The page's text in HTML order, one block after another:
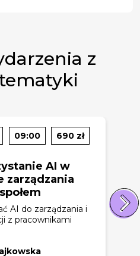
z
09:00 690 zł
AI w
zarządzania
AI do zarządzania i
z pracownikami